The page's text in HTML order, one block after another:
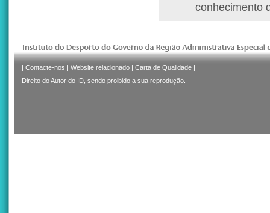
conhecimento
| Contacte-nos | Website relacionado | Carta de Qualidade |
Direito do Autor do ID, sendo proibido a sua reprodução.